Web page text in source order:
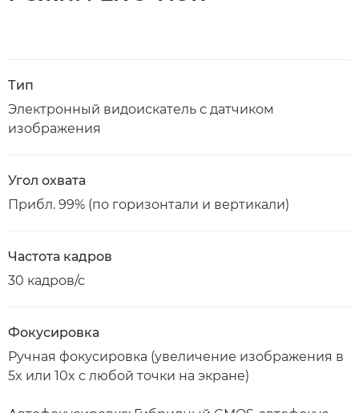
Тип
Электронный видоискатель с датчиком
изображения
Угол охвата
Прибл. 99% (по горизонтали и вертикали)
Частота кадров
30 кадров/с
Фокусировка
Ручная фокусировка (увеличение изображения в
5x или 10x с любой точки на экране)